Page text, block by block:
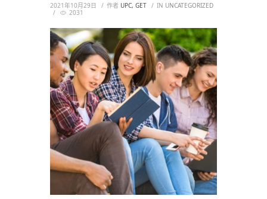
2021年10月29日 作者 UPC, GET IN UNCATEGORIZED
2031